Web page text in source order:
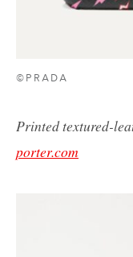
©PRADA
Printed textured-
porter.com